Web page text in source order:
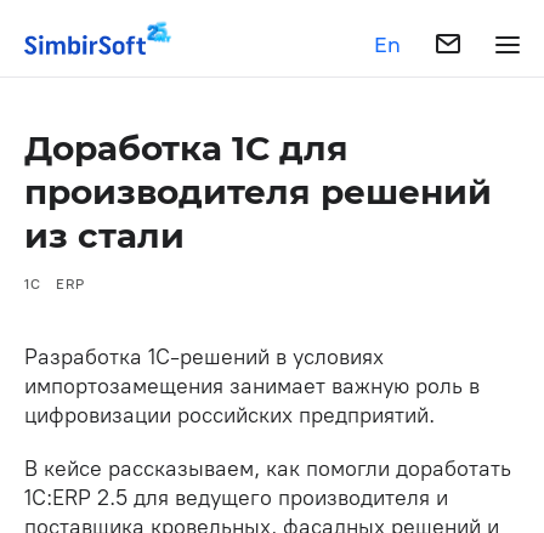
En
Доработка 1С для
производителя решений
из стали
1С ERP
Разработка 1С-решений в условиях
импортозамещения занимает важную роль в
цифровизации российских предприятий.
В кейсе рассказываем, как помогли доработать
1С:ERP 2.5 для ведущего производителя и
поставщика кровельных, фасадных решений и